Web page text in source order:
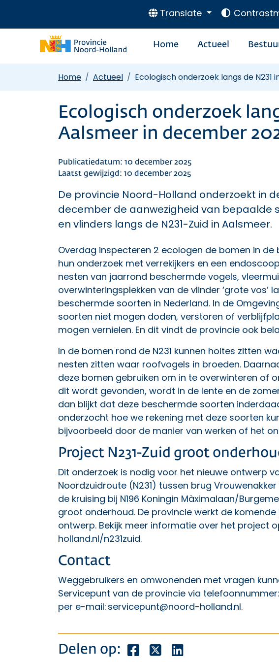
Translate
Home Actueel
Home Actueel Ecologisch onderzoek langs de N231
Ecologisch onderzoek
Aalsmeer in december
Publicatiedatum: 10 december 2025
Laatst gewijzigd: 10 december 2025
De provincie Noord-Holland onderzoekt in
december de aanwezigheid van bepaalde
en vlinders langs de N231-Zuid in Aalsmeer.
Overdag inspecteren 2 ecologen de bomen in de
hun onderzoek met verrekijkers en een
nesten van jaarrond beschermde vogels,
overwinteringsplekken van de vlinder ‘grote vos’
beschermde soorten in Nederland. In de
soorten niet mogen doden, verstoren of
mogen vernielen. En dit vindt de provincie ook
In de bomen rond de N231 kunnen holtes zitten
nesten zitten waar roofvogels in broeden.
deze bomen gebruiken om in te overwinteren of
dit wordt gevonden, wordt in de lente en de
dan blijkt dat deze beschermde soorten
onderzocht hoe we rekening met deze soorten
bijvoorbeeld door de manier van werken of het
Project N231-Zuid groot
Dit onderzoek is nodig voor het nieuwe ontwerp
Noordzuidroute (N231) tussen brug
de kruising bij N196 Koningin Màximalaan/
groot onderhoud. De provincie werkt de
ontwerp. Bekijk meer informatie over het project
holland.nl/n231zuid.
Contact
Weggebruikers en omwonenden met vragen
Servicepunt van de provincie via
per e-mail: servicepunt@noord-holland.nl.
Delen op: Deel dit bericht op Facebook
Deel dit bericht op X
Deel dit bericht op